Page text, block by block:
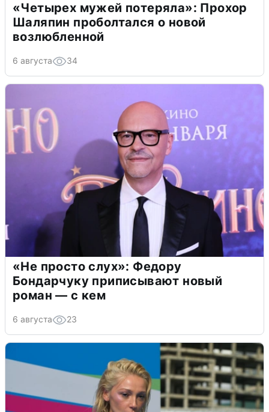
«Четырех мужей потеряла»: Прохор
Шаляпин проболтался о новой
возлюбленной
6 августа 34
«Не просто слух»: Федору
Бондарчуку приписывают новый
роман — с кем
6 августа 23